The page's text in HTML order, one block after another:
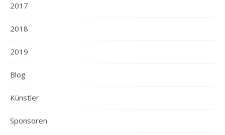
2017
2018
2019
Blog
Künstler
Sponsoren